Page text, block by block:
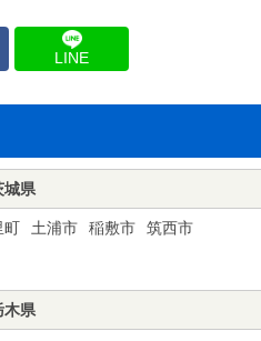
LINE
城県
町 土浦市 稲敷市
筑西市
木県